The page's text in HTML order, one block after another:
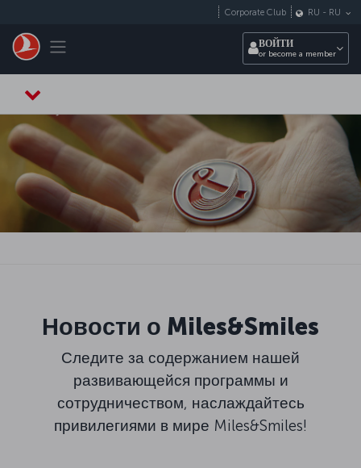
Toggle navigation
Corporate Club RU - RU
ВОЙТИ
or become a member
Новости о Miles&Smiles
Следите за содержанием нашей
развивающейся программы и
сотрудничеством, наслаждайтесь
привилегиями в мире Miles&Smiles!